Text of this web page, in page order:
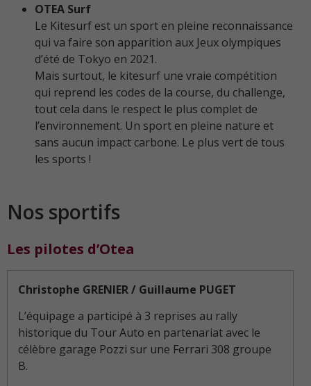
OTEA Surf
Le Kitesurf est un sport en pleine reconnaissance
qui va faire son apparition aux Jeux olympiques
d’été de Tokyo en 2021.
Mais surtout, le kitesurf une vraie compétition
qui reprend les codes de la course, du challenge,
tout cela dans le respect le plus complet de
l’environnement. Un sport en pleine nature et
sans aucun impact carbone. Le plus vert de tous
les sports !
Nos sportifs
Les pilotes d’Otea
Christophe GRENIER / Guillaume PUGET
L’équipage a participé à 3 reprises au rally
historique du Tour Auto en partenariat avec le
célèbre garage Pozzi sur une Ferrari 308 groupe
B.